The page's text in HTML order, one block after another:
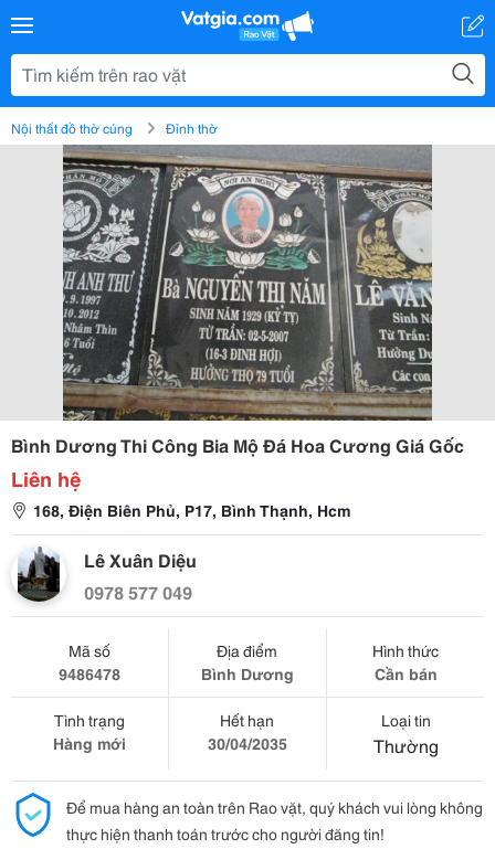
Nội thất đồ thờ cúng Đỉnh thờ
Bình Dương Thi Công Bia Mộ Đá Hoa Cương Giá Gốc
Liên hệ
168, Điện Biên Phủ, P17, Bình Thạnh, Hcm
Lê Xuân Diệu
0978 577 049
Mã số
9486478
Địa điểm
Bình Dương
Hình thức
Cần bán
Tình trạng
Hàng mới
Hết hạn
30/04/2035
Loại tin
Thường
Để mua hàng an toàn trên Rao vặt, quý khách vui lòng không
thực hiện thanh toán trước cho người đăng tin!